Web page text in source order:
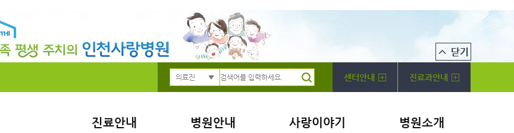
의료진 센터안내 진료과안내
진료안내 병원안내 사랑이야기 병원소개